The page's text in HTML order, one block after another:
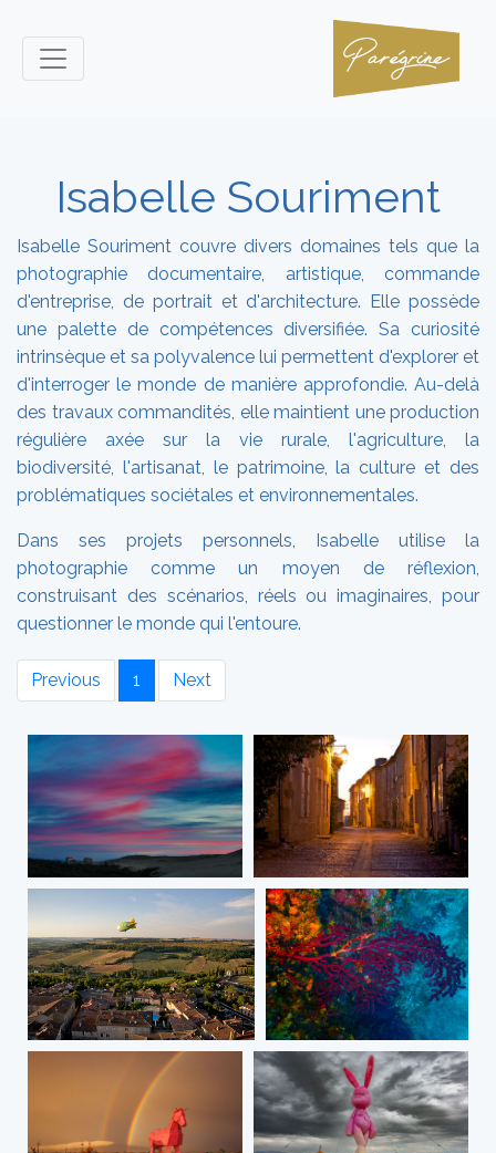
Isabelle Souriment
Isabelle Souriment couvre divers domaines tels que la
photographie documentaire, artistique, commande
d'entreprise, de portrait et d'architecture. Elle possède
une palette de compétences diversifiée. Sa curiosité
intrinsèque et sa polyvalence lui permettent d'explorer et
d'interroger le monde de manière approfondie. Au-delà
des travaux commandités, elle maintient une production
régulière axée sur la vie rurale, l'agriculture, la
biodiversité, l'artisanat, le patrimoine, la culture et des
problématiques sociétales et environnementales.
Dans ses projets personnels, Isabelle utilise la
photographie comme un moyen de réflexion,
construisant des scénarios, réels ou imaginaires, pour
questionner le monde qui l'entoure.
Previous 1 Next